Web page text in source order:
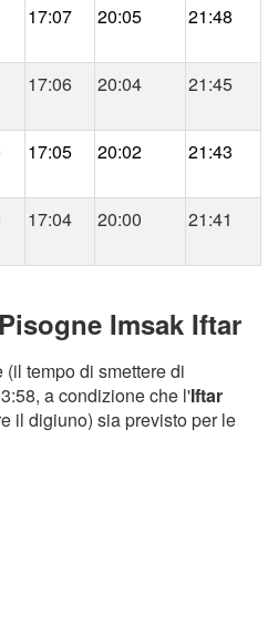
17:07 20:05 21:48
17:06 20:04 21:45
17:05 20:02 21:43
17:04 20:00 21:41
Imsak Iftar
(il tempo di smettere di
a condizione che l'Iftar
il digiuno) sia previsto per le